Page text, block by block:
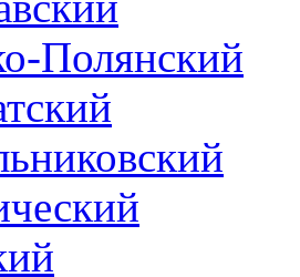
Полянский